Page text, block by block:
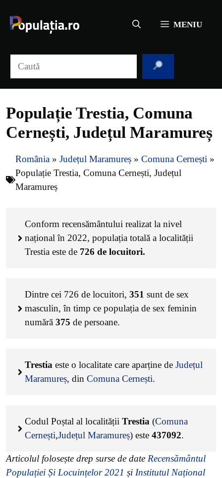
conținut
MENIU
Populație Trestia, Comuna
Cernești, Județul Maramureș
România » Județul Maramureș » Comuna Cernești »
Populație Trestia, Comuna Cernești, Județul
Maramureș
Conform recensământului realizat la nivel
național în 2022, populația totală a localității
Trestia este de 726 de locuitori.
Dintre cei 726 de locuitori, 351 sunt de sex
masculin, în timp ce populația de sex feminin
numără 375 de persoane.
Trestia este o localitate care aparține de Județul
Maramureș, din Comuna Cernești.
Codul Poștal al localității Trestia (Comuna
Cernești,Județul Maramureș) este 437092.
Articolul folosește drep surse de date Recensământul
Populației Și Locuințelor 2021 și Institutul Național